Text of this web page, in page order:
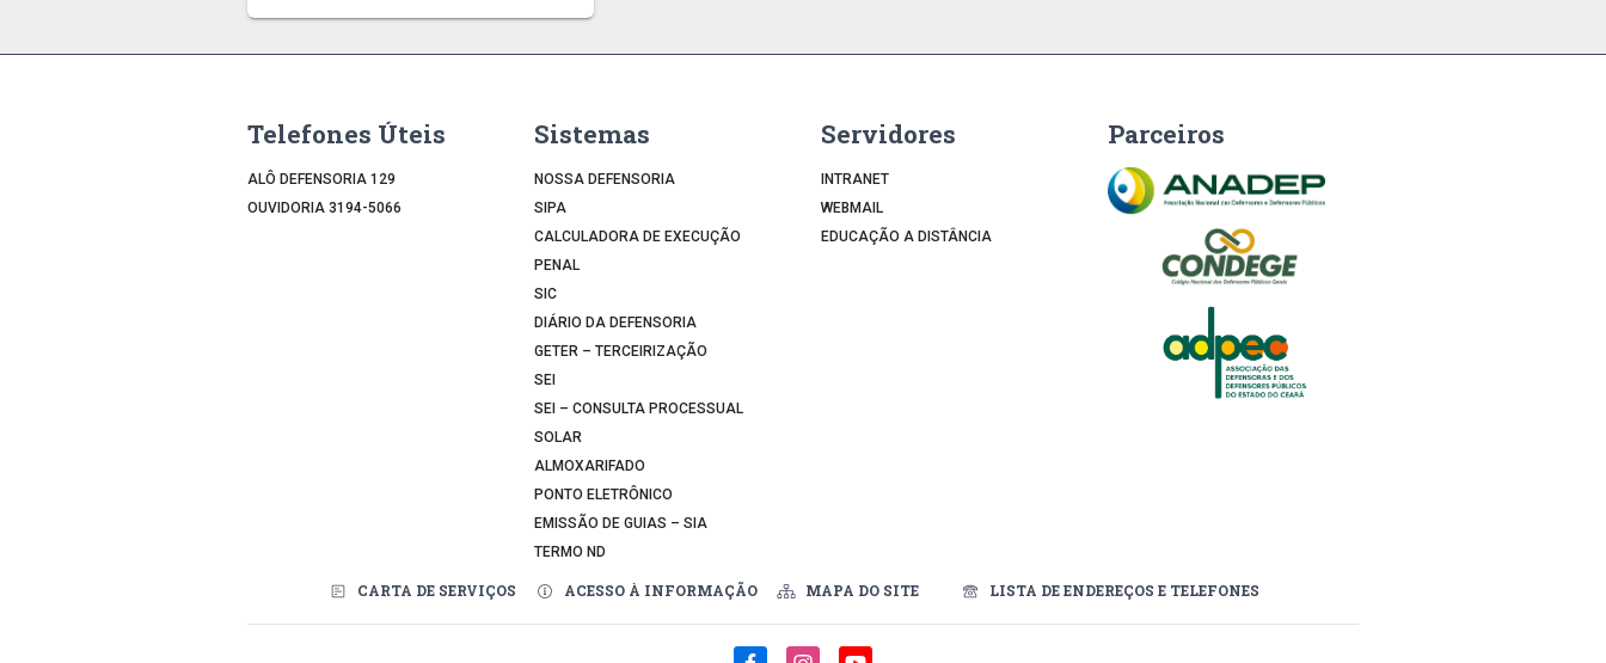
Telefones Úteis
ALÔ DEFENSORIA 129
OUVIDORIA 3194-5066
Sistemas
NOSSA DEFENSORIA
SIPA
CALCULADORA DE EXECUÇÃO
PENAL
SIC
DIÁRIO DA DEFENSORIA
GETER – TERCEIRIZAÇÃO
SEI
SEI – CONSULTA PROCESSUAL
SOLAR
ALMOXARIFADO
PONTO ELETRÔNICO
EMISSÃO DE GUIAS – SIA
TERMO ND
Servidores
INTRANET
WEBMAIL
EDUCAÇÃO A DISTÂNCIA
Parceiros
CARTA DE SERVIÇOS ACESSO À INFORMAÇÃO MAPA DO SITE LISTA DE ENDEREÇOS E TELEFONES